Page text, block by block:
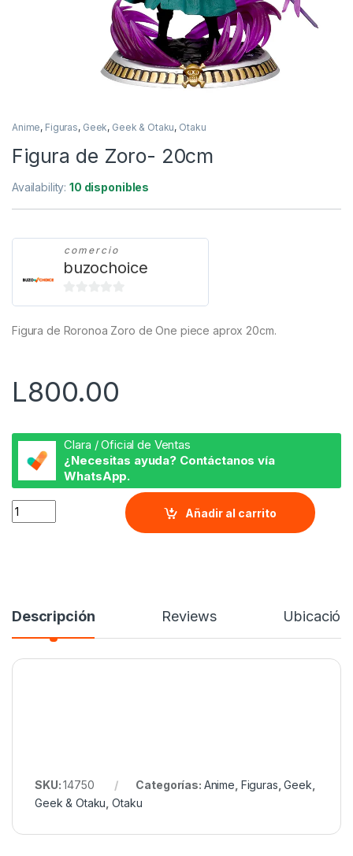
Anime, Figuras, Geek, Geek & Otaku, Otaku
Figura de Zoro- 20cm
Availability:10 disponibles
comercio
buzochoice
0
e
Figura de Roronoa Zoro de One piece aprox 20cm.
L800.00
Clara / Oficial de Ventas
¿Necesitas ayuda? Contáctanos vía
WhatsApp.
Figura de Zoro- 20cm quantity
Añadir al carrito
Descripción Reviews Ubicación
SKU:14750 Categorías: Anime Figuras ,Geek
Geek & Otaku ,Otaku